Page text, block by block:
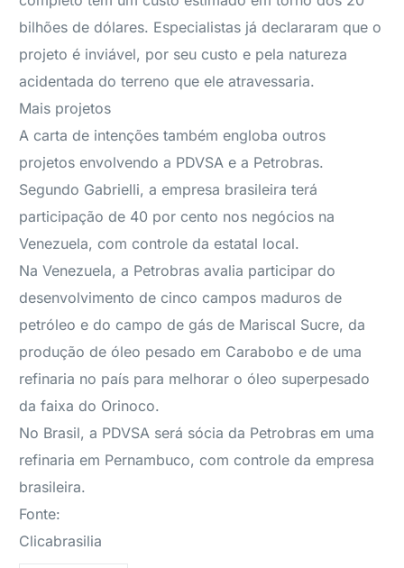
bilhões de dólares. Especialistas já declararam que o
projeto é inviável, por seu custo e pela natureza
acidentada do terreno que ele atravessaria.
Mais projetos
A carta de intenções também engloba outros
projetos envolvendo a PDVSA e a Petrobras.
Segundo Gabrielli, a empresa brasileira terá
participação de 40 por cento nos negócios na
Venezuela, com controle da estatal local.
Na Venezuela, a Petrobras avalia participar do
desenvolvimento de cinco campos maduros de
petróleo e do campo de gás de Mariscal Sucre, da
produção de óleo pesado em Carabobo e de uma
refinaria no país para melhorar o óleo superpesado
da faixa do Orinoco.
No Brasil, a PDVSA será sócia da Petrobras em uma
refinaria em Pernambuco, com controle da empresa
brasileira.
Fonte:
Clicabrasilia